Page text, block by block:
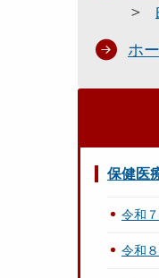
ホ
保健医
令和
令和